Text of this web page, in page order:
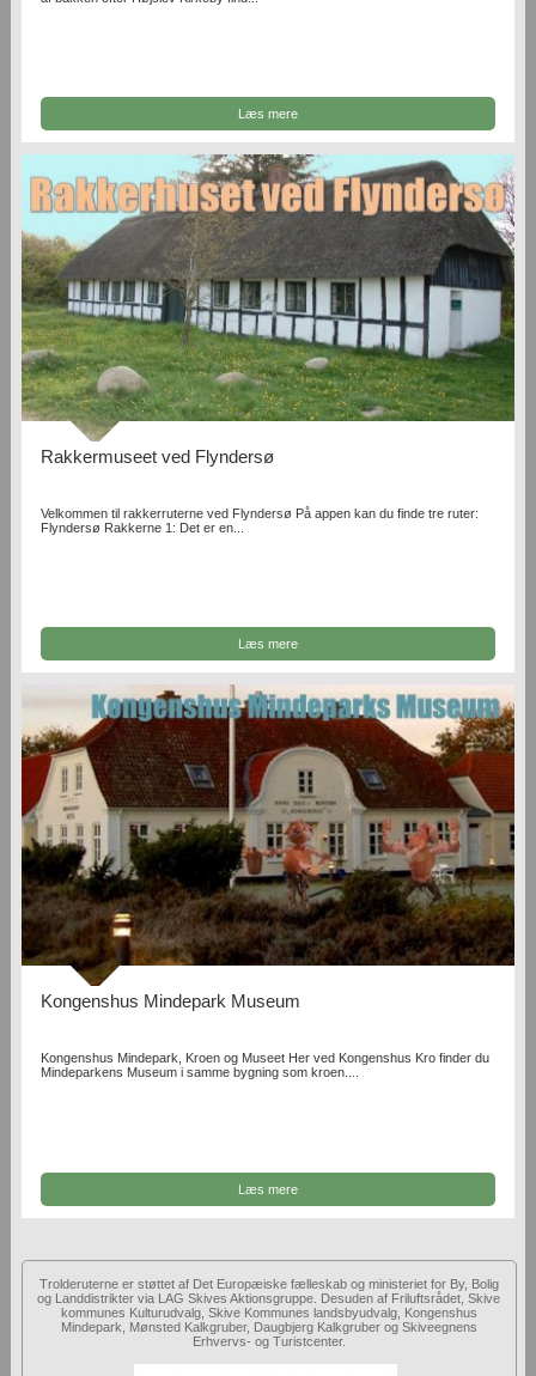
Læs mere
Rakkermuseet ved Flyndersø
Velkommen til rakkerruterne ved Flyndersø På appen kan du finde tre ruter:
Flyndersø Rakkerne 1: Det er en...
Læs mere
Kongenshus Mindepark Museum
Kongenshus Mindepark, Kroen og Museet Her ved Kongenshus Kro finder du
Mindeparkens Museum i samme bygning som kroen....
Læs mere
Trolderuterne er støttet af Det Europæiske fælleskab og ministeriet for By, Bolig
og Landdistrikter via LAG Skives Aktionsgruppe. Desuden af Friluftsrådet, Skive
kommunes Kulturudvalg, Skive Kommunes landsbyudvalg, Kongenshus
Mindepark, Mønsted Kalkgruber, Daugbjerg Kalkgruber og Skiveegnens
Erhvervs- og Turistcenter.